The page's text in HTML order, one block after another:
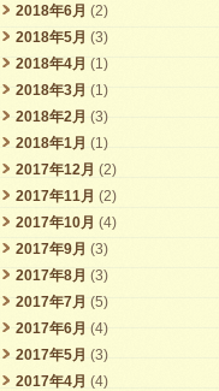
2018年6月 (2)
2018年5月 (3)
2018年4月 (1)
2018年3月 (1)
2018年2月 (3)
2018年1月 (1)
2017年12月 (2)
2017年11月 (2)
2017年10月 (4)
2017年9月 (3)
2017年8月 (3)
2017年7月 (5)
2017年6月 (4)
2017年5月 (3)
2017年4月 (4)